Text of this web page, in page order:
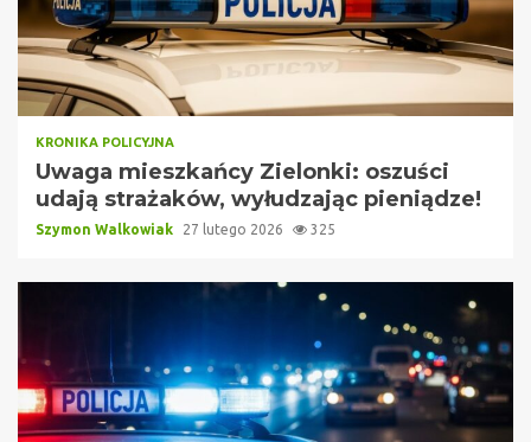
KRONIKA POLICYJNA
Uwaga mieszkańcy Zielonki: oszuści
udają strażaków, wyłudzając pieniądze!
Szymon Walkowiak 27 lutego 2026 325